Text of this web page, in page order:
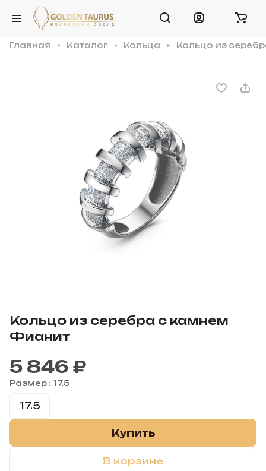
Главная Каталог Кольца Кольцо из
Кольцо из серебра с камнем
Фианит
5 846 ₽
Размер : 17.5
17.5
Купить
В корзине